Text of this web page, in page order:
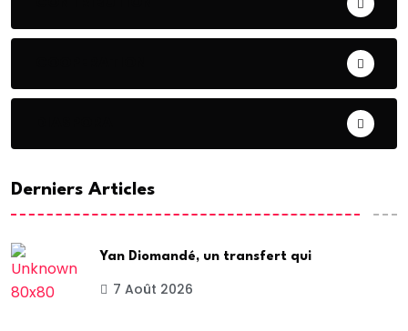
Derniers Articles
Yan Diomandé, un transfert qui
7 Août 2026